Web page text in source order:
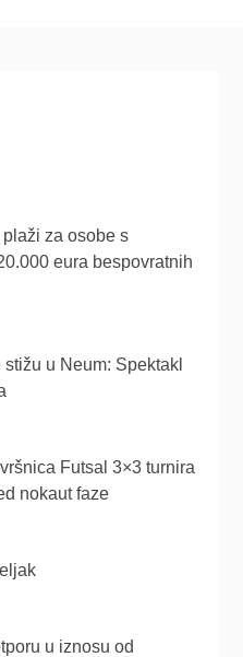
za osobe s
eura bespovratnih
u Neum: Spektakl
Futsal 3×3 turnira
nokaut faze
u iznosu od